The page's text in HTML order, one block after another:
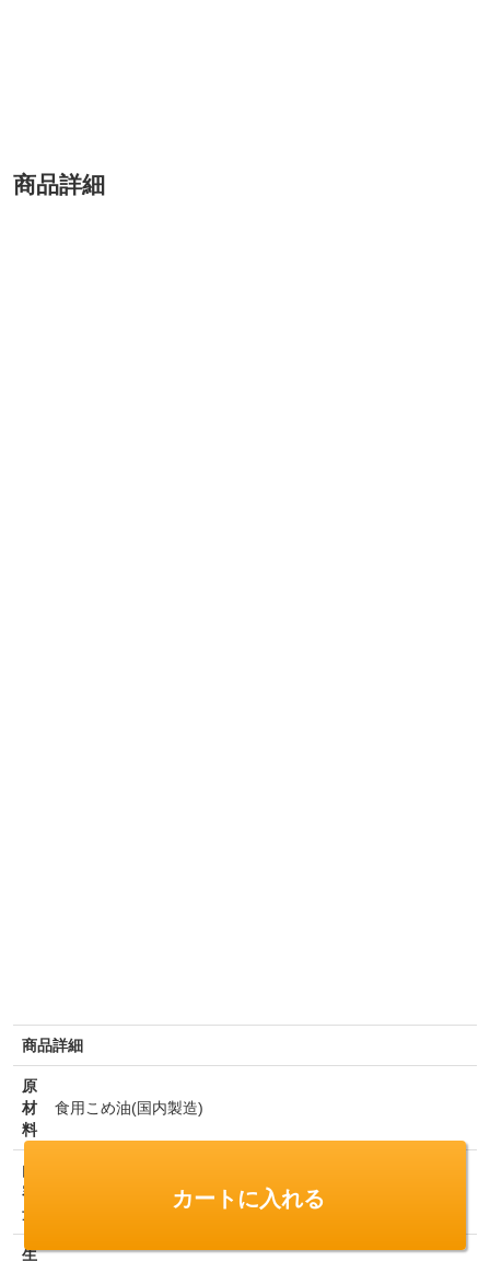
商品詳細
商品詳細
原
材
料
食用こめ油(国内製造)
内
容
量
生
カートに入れる